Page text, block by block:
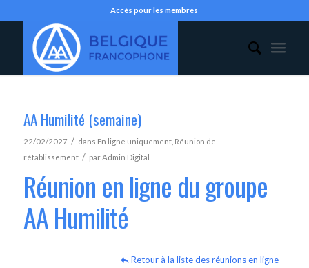
Accès pour les membres
AA Humilité (semaine)
22/02/2027 / dans En ligne uniquement, Réunion de
rétablissement / parAdmin Digital
Réunion en ligne du groupe
AA Humilité
Retour à la liste des réunions en ligne